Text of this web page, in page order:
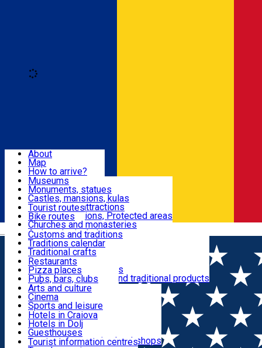
Română
Attractions
Routes
Customs, Traditions
Food & Drinks
Leisure & Fun
Accommodation
Useful
About
Map
How to arrive?
Recommendations
Tourist attractions
News
Museums
Monuments, statues
Castles, mansions, kulas
Architectural attractions
Natural attractions, Protected areas
Churches and monasteries
Archaeological sites
Parks and gardens
Tourist routes
Bike routes
Customs and traditions
Traditions calendar
Traditional crafts
Traditional cuisine
Wineries and vineyards
Local manufacturers and traditional products
Restaurants
Pizza places
Pubs, bars, clubs
Cafes and teahouses
Sweets and ice cream
Fast-food
Arts and culture
Cinema
Sports and leisure
Horse riding
Swimming pools
Zoo
Shopping, souvenirs, bookshops
Hotels in Craiova
Hotels in Dolj
Guesthouses
Villas
Tourist information centres